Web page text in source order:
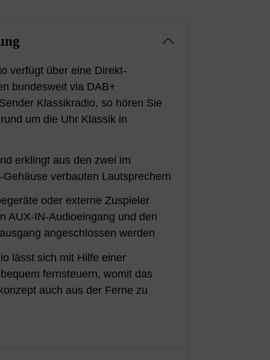
verfügt über eine Direkt-
bundesweit via DAB+
Klassikradio, so hören Sie
um die Uhr Klassik in
erklingt aus den zwei im
Gehäuse verbauten Lautsprechern
oder externe Zuspieler
AUX-IN-Audioeingang und den
angeschlossen werden
lässt sich mit Hilfe einer
fernsteuern, womit das
auch aus der Ferne zu